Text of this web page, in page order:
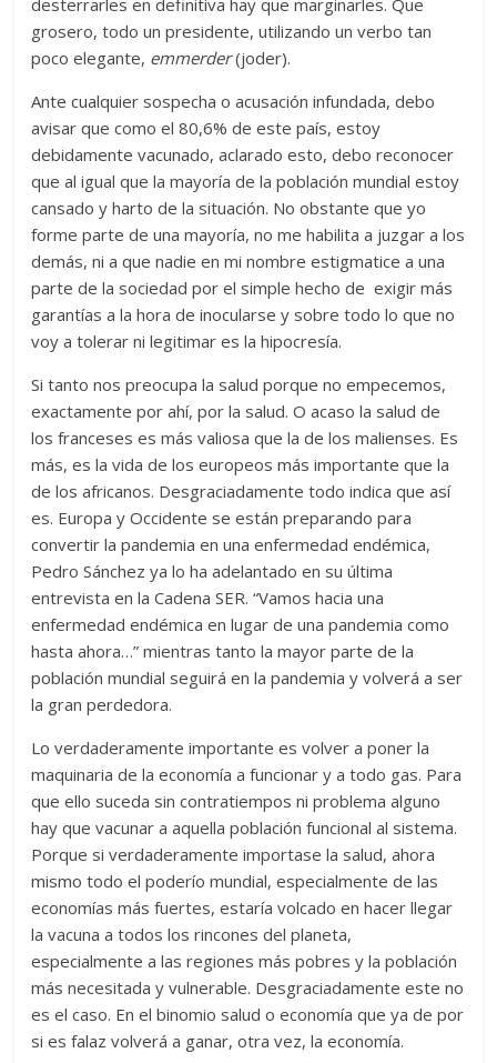
desterrarles en definitiva hay que marginarles. Que
grosero, todo un presidente, utilizando un verbo tan
poco elegante, emmerder(joder).
Ante cualquier sospecha o acusación infundada, debo
avisar que como el 80,6% de este país, estoy
debidamente vacunado, aclarado esto, debo reconocer
que al igual que la mayoría de la población mundial estoy
cansado y harto de la situación. No obstante que yo
forme parte de una mayoría, no me habilita a juzgar a los
demás, ni a que nadie en mi nombre estigmatice a una
parte de la sociedad por el simple hecho de exigir más
garantías a la hora de inocularse y sobre todo lo que no
voy a tolerar ni legitimar es la hipocresía.
Si tanto nos preocupa la salud porque no empecemos,
exactamente por ahí, por la salud. O acaso la salud de
los franceses es más valiosa que la de los malienses. Es
más, es la vida de los europeos más importante que la
de los africanos. Desgraciadamente todo indica que así
es. Europa y Occidente se están preparando para
convertir la pandemia en una enfermedad endémica,
Pedro Sánchez ya lo ha adelantado en su última
entrevista en la Cadena SER. “Vamos hacia una
enfermedad endémica en lugar de una pandemia como
hasta ahora…” mientras tanto la mayor parte de la
población mundial seguirá en la pandemia y volverá a ser
la gran perdedora.
Lo verdaderamente importante es volver a poner la
maquinaria de la economía a funcionar y a todo gas. Para
que ello suceda sin contratiempos ni problema alguno
hay que vacunar a aquella población funcional al sistema.
Porque si verdaderamente importase la salud, ahora
mismo todo el poderío mundial, especialmente de las
economías más fuertes, estaría volcado en hacer llegar
la vacuna a todos los rincones del planeta,
especialmente a las regiones más pobres y la población
más necesitada y vulnerable. Desgraciadamente este no
es el caso. En el binomio salud o economía que ya de por
si es falaz volverá a ganar, otra vez, la economía.